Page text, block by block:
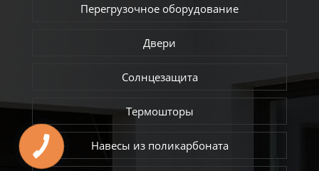
Перегрузочное оборудование
Двери
Солнцезащита
Термошторы
Навесы из поликарбоната